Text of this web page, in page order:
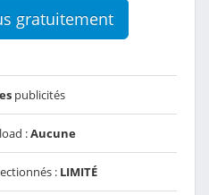
gratuitement
publicités
:Aucune
: LIMITÉ